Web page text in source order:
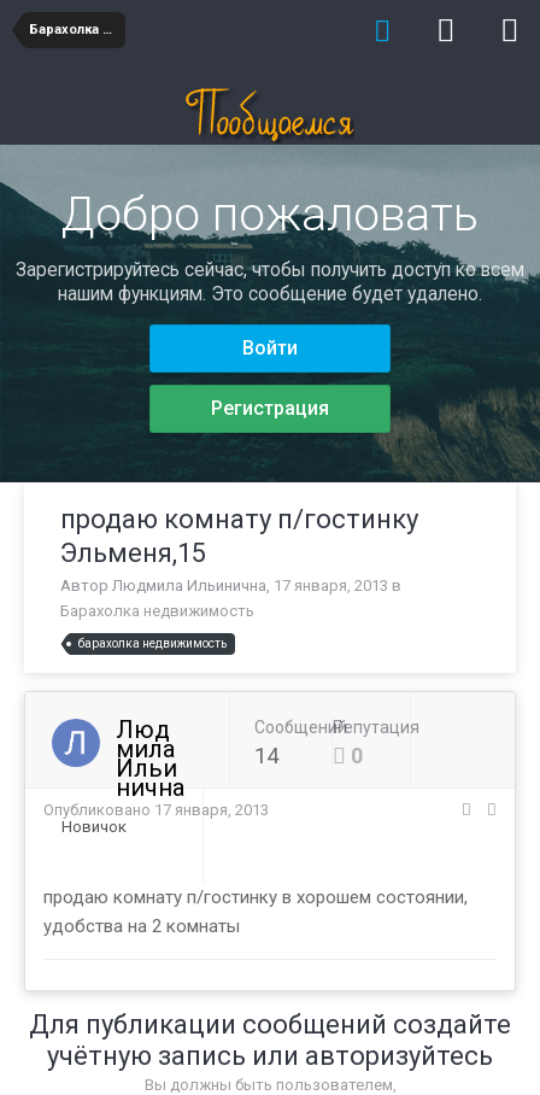
Барахолка недвижимость
Добро пожаловать
Зарегистрируйтесь сейчас, чтобы получить доступ ко всем
нашим функциям. Это сообщение будет удалено.
Войти
Регистрация
продаю комнату п/гостинку
Эльменя,15
Автор Людмила Ильинична, 17 января, 2013 в
Барахолка недвижимость
барахолка недвижимость
Люд
мила
Ильи
нична
Новичок
Сообщений
14
Репутация
0
Опубликовано 17 января, 2013
продаю комнату п/гостинку в хорошем состоянии,
удобства на 2 комнаты
Для публикации сообщений создайте
учётную запись или авторизуйтесь
Вы должны быть пользователем,